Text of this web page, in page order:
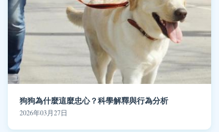
狗狗為什麼這麼忠心？科學解釋與行為分析
2026年03月27日